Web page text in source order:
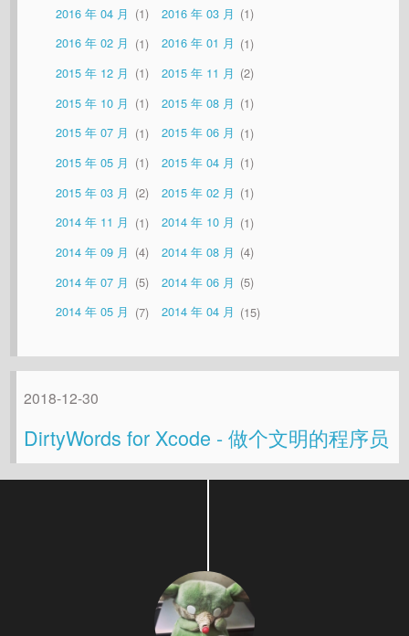
2016 年 04 月
1 2016 年 03 月
1
2016 年 02 月
1 2016 年 01 月
1
2015 年 12 月
1 2015 年 11 月
2
2015 年 10 月
1 2015 年 08 月
1
2015 年 07 月
1 2015 年 06 月
1
2015 年 05 月
1 2015 年 04 月
1
2015 年 03 月
2 2015 年 02 月
1
2014 年 11 月
1 2014 年 10 月
1
2014 年 09 月
4 2014 年 08 月
4
2014 年 07 月
5 2014 年 06 月
5
2014 年 05 月
7 2014 年 04 月 15
2018-12-30
DirtyWords for Xcode - 做个文明的程序员